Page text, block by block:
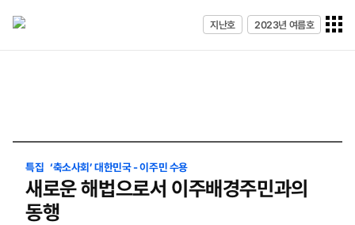
전체메
열기
지난호 2023년 여름호
특집 ‘축소사회’ 대한민국 - 이주민 수용
새로운 해법으로서 이주배경주민과의
동행